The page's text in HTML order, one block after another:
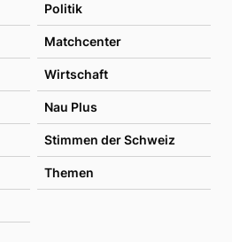
Politik
Matchcenter
Wirtschaft
Nau Plus
Stimmen der Schweiz
Themen